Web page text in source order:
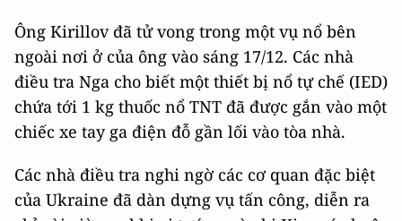
Ông Kirillov đã tử vong trong một vụ nổ bên
ngoài nơi ở của ông vào sáng 17/12. Các nhà
điều tra Nga cho biết một thiết bị nổ tự chế (IED)
chứa tới 1 kg thuốc nổ TNT đã được gắn vào một
chiếc xe tay ga điện đỗ gần lối vào tòa nhà.
Các nhà điều tra nghi ngờ các cơ quan đặc biệt
của Ukraine đã dàn dựng vụ tấn công, diễn ra